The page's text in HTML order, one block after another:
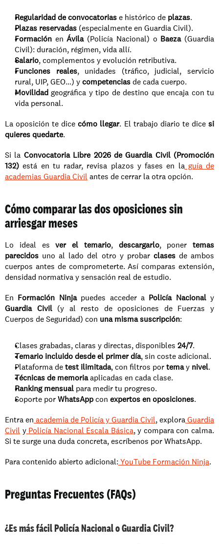
Regularidad de convocatorias e histórico de plazas.
Plazas reservadas (especialmente en Guardia Civil).
Formación en Ávila (Policía Nacional) o Baeza (Guardia
Civil): duración, régimen, vida allí.
Salario, complementos y evolución retributiva.
Funciones reales, unidades (tráfico, judicial, servicio
rural, UIP, GEO…) y competencias de cada cuerpo.
Movilidad geográfica y tipo de destino que encaja con tu
vida personal.
La oposición te dice cómo llegar. El trabajo diario te dice si
quieres quedarte.
Si la Convocatoria Libre 2026 de Guardia Civil (Promoción
132) está en tu radar, revisa plazos y fases en la guía de
academias Guardia Civil antes de cerrar la otra opción.
Cómo comparar las dos oposiciones sin
arriesgar meses
Lo ideal es ver el temario, descargarlo, poner temas
parecidos uno al lado del otro y probar clases de ambos
cuerpos antes de comprometerte. Así comparas extensión,
densidad normativa y sensación real de estudio.
En Formación Ninja puedes acceder a Policía Nacional
Guardia Civil (y al resto de oposiciones de Fuerzas y
Cuerpos de Seguridad) con una misma suscripción:
Clases grabadas, claras y directas, disponibles 24/7.
Temario incluido desde el primer día, sin coste adicional.
Plataforma de test ilimitada, con filtros por tema y nivel.
Técnicas de memoria aplicadas en cada clase.
Ranking mensual para medir tu progreso.
Soporte por WhatsApp con expertos en oposiciones.
Entra en academia de Policía y Guardia Civil, explora Guardia
Civil y Policía Nacional Escala Básica, y compara con calma.
Si te surge una duda concreta, escríbenos por WhatsApp.
Para contenido abierto adicional: YouTube Formación Ninja.
Preguntas Frecuentes (FAQs)
¿Es más fácil Policía Nacional o Guardia Civil?